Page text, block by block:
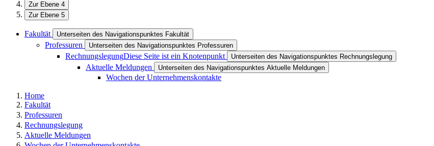
Zur Ebene 4
Zur Ebene 5
Fakultät Unterseiten des Navigationspunktes Fakultät
Professuren Unterseiten des Navigationspunktes Professuren
RechnungslegungDiese Seite ist ein Knotenpunkt Unterseiten des Navigationspunktes Rechnungslegung
Aktuelle Meldungen Unterseiten des Navigationspunktes Aktuelle Meldungen
Wochen der Unternehmenskontakte
Home
Fakultät
Professuren
Rechnungslegung
Aktuelle Meldungen